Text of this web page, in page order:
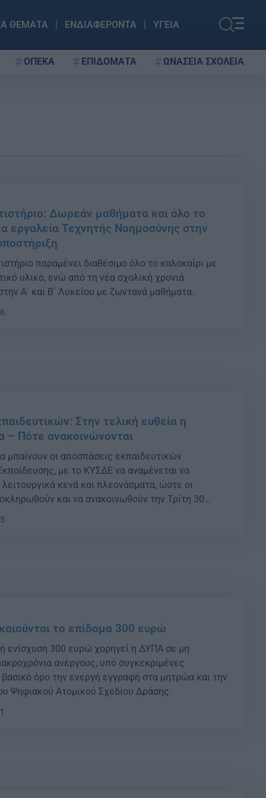
ΘΕΜΑΤΑ ΕΝΔΙΑΦΕΡΟΝΤΑ ΥΓΕΙΑ
ΟΠΕΚΑ ΕΠΙΔΟΜΑΤΑ ΩΝΑΣΕΙΑ ΣΧΟΛΕΙΑ
Δωρεάν μαθήματα και όλο το
εργαλεία Τεχνητής Νοημοσύνης στην
παραμένει διαθέσιμο όλο το καλοκαίρι με
υλικό, ενώ από τη νέα σχολική χρονιά
Α΄ και Β΄ Λυκείου με ζωντανά μαθήματα.
Στην τελική ευθεία η
– Πότε ανακοινώνονται
μπαίνουν οι αποσπάσεις εκπαιδευτικών
με το ΚΥΣΔΕ να αναμένεται να
λειτουργικά κενά και πλεονάσματα, ώστε οι
και να ανακοινωθούν την Τρίτη 30
το επίδομα 300 ευρώ
ενίσχυση 300 ευρώ χορηγεί η ΔΥΠΑ σε μη
ανέργους, υπό συγκεκριμένες
όρο την ενεργή εγγραφή στα μητρώα και την
Ψηφιακού Ατομικού Σχεδίου Δράσης.